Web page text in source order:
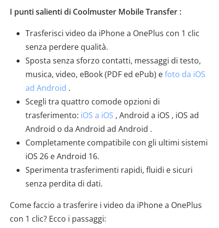
I punti salienti di Coolmuster Mobile Transfer :
Trasferisci video da iPhone a OnePlus con 1 clic
senza perdere qualità.
Sposta senza sforzo contatti, messaggi di testo,
musica, video, eBook (PDF ed ePub) efoto da iOS
ad Android .
Scegli tra quattro comode opzioni di
trasferimento: iOS a iOS , Android a iOS , iOS ad
Android o da Android ad Android .
Completamente compatibile con gli ultimi sistemi
iOS 26 e Android 16.
Sperimenta trasferimenti rapidi, fluidi e sicuri
senza perdita di dati.
Come faccio a trasferire i video da iPhone a OnePlus
con 1 clic? Ecco i passaggi: